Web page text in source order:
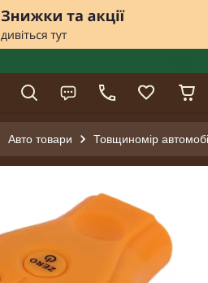
Авто товари Товщиномір